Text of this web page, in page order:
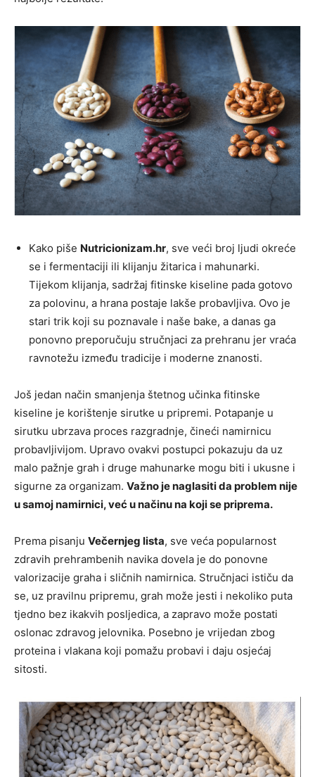
Kako piše Nutricionizam.hr, sve veći broj ljudi okreće
se i fermentaciji ili klijanju žitarica i mahunarki.
Tijekom klijanja, sadržaj fitinske kiseline pada gotovo
za polovinu, a hrana postaje lakše probavljiva. Ovo je
stari trik koji su poznavale i naše bake, a danas ga
ponovno preporučuju stručnjaci za prehranu jer vraća
ravnotežu između tradicije i moderne znanosti.
Još jedan način smanjenja štetnog učinka fitinske
kiseline je korištenje sirutke u pripremi. Potapanje u
sirutku ubrzava proces razgradnje, čineći namirnicu
probavljivijom. Upravo ovakvi postupci pokazuju da uz
malo pažnje grah i druge mahunarke mogu biti i ukusne i
sigurne za organizam. Važno je naglasiti da problem nije
u samoj namirnici, već u načinu na koji se priprema.
Prema pisanju Večernjeg lista, sve veća popularnost
zdravih prehrambenih navika dovela je do ponovne
valorizacije graha i sličnih namirnica. Stručnjaci ističu da
se, uz pravilnu pripremu, grah može jesti i nekoliko puta
tjedno bez ikakvih posljedica, a zapravo može postati
oslonac zdravog jelovnika. Posebno je vrijedan zbog
proteina i vlakana koji pomažu probavi i daju osjećaj
sitosti.